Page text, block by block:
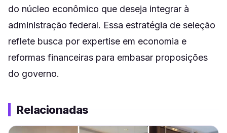
do núcleo econômico que deseja integrar à
administração federal. Essa estratégia de seleção
reflete busca por expertise em economia e
reformas financeiras para embasar proposições
do governo.
Relacionadas